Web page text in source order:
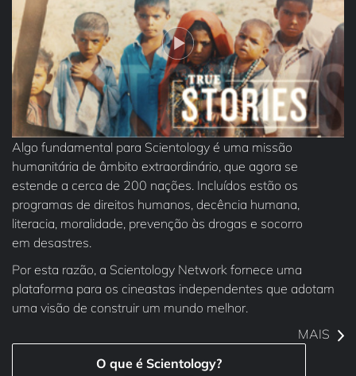
Algo fundamental para Scientology é uma missão
humanitária de âmbito extraordinário, que agora se
estende a cerca de 200 nações. Incluídos estão os
programas de direitos humanos, decência humana,
literacia, moralidade, prevenção às drogas e socorro
em desastres.
Por esta razão, a Scientology Network fornece uma
plataforma para os cineastas independentes que adotam
uma visão de construir um mundo melhor.
MAIS
O que é Scientology?